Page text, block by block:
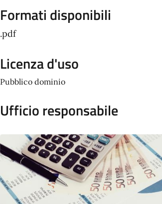
Formati disponibili
.pdf
Licenza d'uso
Pubblico dominio
Ufficio responsabile